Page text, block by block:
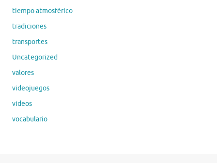
tiempo atmosférico
tradiciones
transportes
Uncategorized
valores
videojuegos
videos
vocabulario